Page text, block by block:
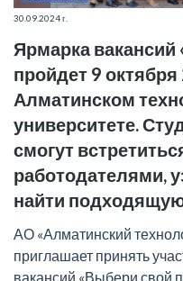
30.09.2024 г.
Ярмарка вакансий
пройдет 9 октября
Алматинском
университете.
смогут
работодателями,
найти
АО «Алматинский
приглашает принять
вакансий «Выбери свой